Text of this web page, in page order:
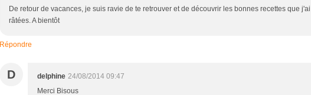
De retour de vacances, je suis ravie de te retrouver et de découvrir les bonnes recettes que j'ai
râtées. A bientôt
Répondre
D delphine 24/08/2014 09:47
Merci Bisous